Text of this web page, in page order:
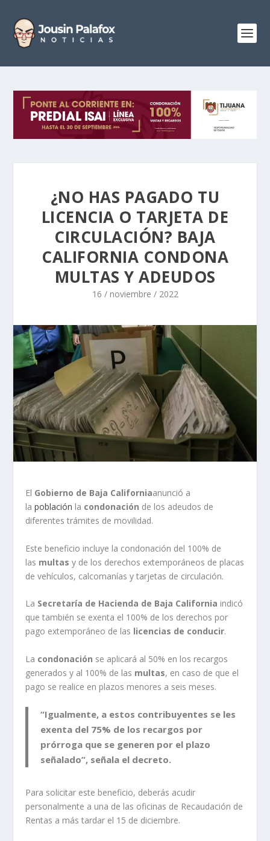
¿NO HAS PAGADO TU
LICENCIA O TARJETA DE
CIRCULACIÓN? BAJA
CALIFORNIA CONDONA
MULTAS Y ADEUDOS
16 / noviembre / 2022
El Gobierno de Baja Californiaanunció a
lapoblación la condonación de los adeudos de
diferentes trámites de movilidad.
Este beneficio incluye la condonación del 100% de
las multasy de los derechos extemporáneos de placas
de vehículos, calcomanías y tarjetas de circulación.
La Secretaría de Hacienda de Baja California indicó
que también se exenta el 100% de los derechos por
pago extemporáneo de las licencias de conducir.
La condonación se aplicará al 50% en los recargos
generados y al 100% de las multas, en caso de que el
pago se realice en plazos menores a seis meses.
“Igualmente, a estos contribuyentes se les
exenta del 75% de los recargos por
prórroga que se generen por el plazo
señalado”, señala el decreto.
Para solicitar este beneficio, deberás acudir
personalmente a una de las oficinas de Recaudación de
Rentas a más tardar el 15 de diciembre.